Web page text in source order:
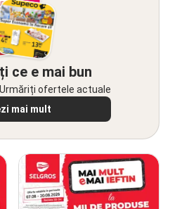
ce e mai bun
ofertele actuale
mai mult